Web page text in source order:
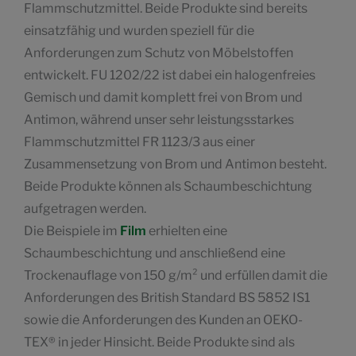
Flammschutzmittel. Beide Produkte sind bereits
einsatzfähig und wurden speziell für die
Anforderungen zum Schutz von Möbelstoffen
entwickelt. FU 1202/22 ist dabei ein halogenfreies
Gemisch und damit komplett frei von Brom und
Antimon, während unser sehr leistungsstarkes
Flammschutzmittel FR 1123/3 aus einer
Zusammensetzung von Brom und Antimon besteht.
Beide Produkte können als Schaumbeschichtung
aufgetragen werden.
Die Beispiele im Film erhielten eine
Schaumbeschichtung und anschließend eine
Trockenauflage von 150 g/m² und erfüllen damit die
Anforderungen des British Standard BS 5852 IS1
sowie die Anforderungen des Kunden an OEKO-
TEX® in jeder Hinsicht. Beide Produkte sind als